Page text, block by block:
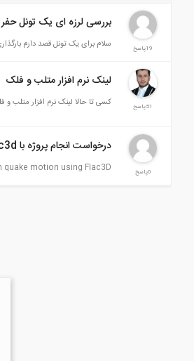
19پاسخ
بررسی لرزه ای یک تونل حفر
سلام برای یک تونل قصد دارم
51پاسخ
لینک نرم افزار متلب و فلک
کسی تا حالا لینک نرم افزار متلب و
0پاسخ
درخواست انجام پروژه با Flac3d
motion using Flac3D